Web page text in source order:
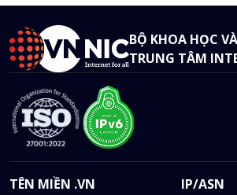
BỘ KHOA HỌC
TRUNG TÂM
TÊN MIỀN .VN IP/ASN